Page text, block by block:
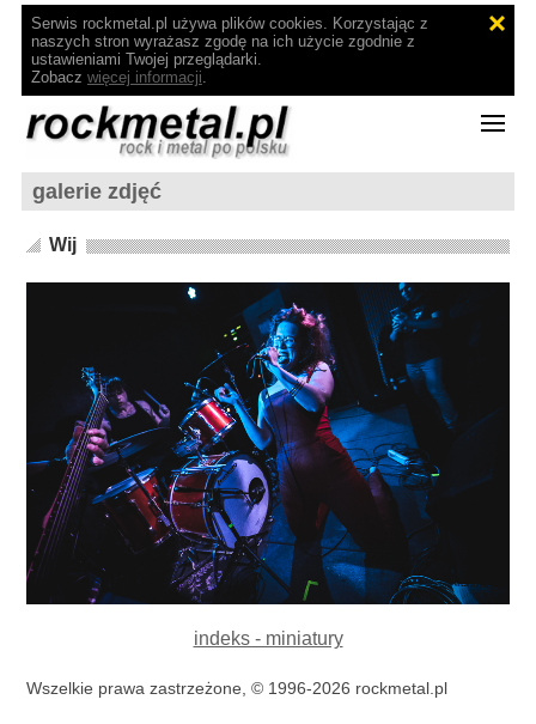
Serwis rockmetal.pl używa plików cookies. Korzystając z
naszych stron wyrażasz zgodę na ich użycie zgodnie z
ustawieniami Twojej przeglądarki.
Zobacz więcej informacji.
galerie zdjęć
Wij
indeks - miniatury
Wszelkie prawa zastrzeżone, © 1996-2026 rockmetal.pl